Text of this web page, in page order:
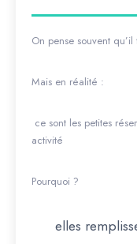
On pense souvent
Mais en réalité :
ce sont les petites
activité
Pourquoi ?
elles